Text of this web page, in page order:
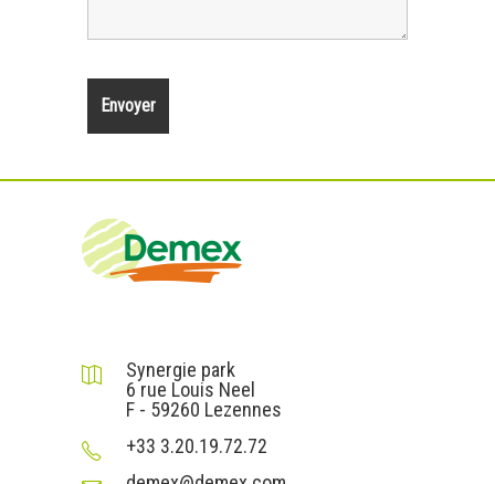
Synergie park
6 rue Louis Neel
F - 59260 Lezennes
+33 3.20.19.72.72